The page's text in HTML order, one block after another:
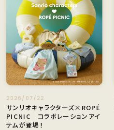
2026/07/22
サンリオキャラクターズ×ROPÉ
PICNIC コラボレーションアイ
テムが登場！